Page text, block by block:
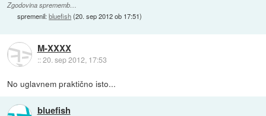
Zgodovina sprememb…
spremenil:bluefish(20. sep 2012 ob 17:51)
M-XXXX
::20. sep 2012, 17:53
No uglavnem praktično isto...
bluefish